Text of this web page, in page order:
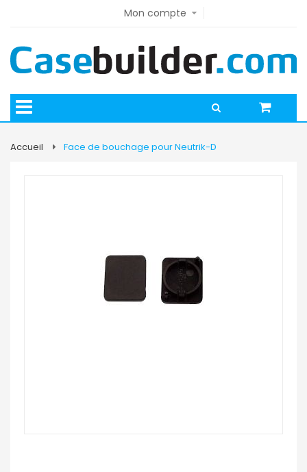
Mon compte
Accueil Face de bouchage pour Neutrik-D